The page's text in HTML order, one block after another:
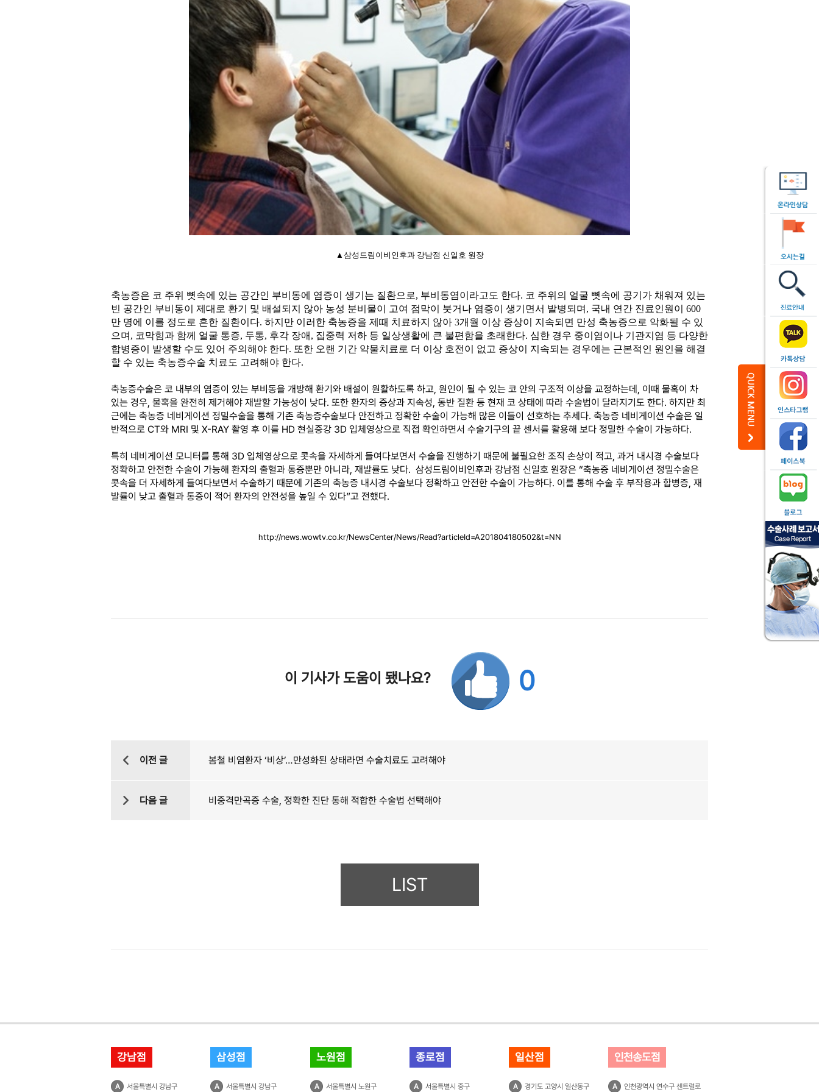
▲삼성드림이비인후과 강남점 신일호 원장
축농증은 코 주위 뼛속에 있는 공간인 부비동에 염증이 생기는 질환으로, 부비동염이라고도 한다. 코 주위의 얼굴 뼛속에 공기가 채워져 있는
빈 공간인 부비동이 제대로 환기 및 배설되지 않아 농성 분비물이 고여 점막이 붓거나 염증이 생기면서 발병되며, 국내 연간 진료인원이 600
만 명에 이를 정도로 흔한 질환이다. 하지만 이러한 축농증을 제때 치료하지 않아 3개월 이상 증상이 지속되면 만성 축농증으로 악화될 수 있
으며, 코막힘과 함께 얼굴 통증, 두통, 후각 장애, 집중력 저하 등 일상생활에 큰 불편함을 초래한다. 심한 경우 중이염이나 기관지염 등 다양한
합병증이 발생할 수도 있어 주의해야 한다. 또한 오랜 기간 약물치료로 더 이상 호전이 없고 증상이 지속되는 경우에는 근본적인 원인을 해결
할 수 있는 축농증수술 치료도 고려해야 한다.
축농증수술은 코 내부의 염증이 있는 부비동을 개방해 환기와 배설이 원활하도록 하고, 원인이 될 수 있는 코 안의 구조적 이상을 교정하는데, 이때 물혹이 차
있는 경우, 물혹을 완전히 제거해야 재발할 가능성이 낮다. 또한 환자의 증상과 지속성, 동반 질환 등 현재 코 상태에 따라 수술법이 달라지기도 한다. 하지만 최
근에는 축농증 네비게이션 정밀수술을 통해 기존 축농증수술보다 안전하고 정확한 수술이 가능해 많은 이들이 선호하는 추세다. 축농증 네비게이션 수술은 일
반적으로 CT와 MRI 및 X-RAY 촬영 후 이를 HD 현실증강 3D 입체영상으로 직접 확인하면서 수술기구의 끝 센서를 활용해 보다 정밀한 수술이 가능하다.
특히 네비게이션 모니터를 통해 3D 입체영상으로 콧속을 자세하게 들여다보면서 수술을 진행하기 때문에 불필요한 조직 손상이 적고, 과거 내시경 수술보다
정확하고 안전한 수술이 가능해 환자의 출혈과 통증뿐만 아니라, 재발률도 낮다. 삼성드림이비인후과 강남점 신일호 원장은 “축농증 네비게이션 정밀수술은
콧속을 더 자세하게 들여다보면서 수술하기 때문에 기존의 축농증 내시경 수술보다 정확하고 안전한 수술이 가능하다. 이를 통해 수술 후 부작용과 합병증, 재
발률이 낮고 출혈과 통증이 적어 환자의 안전성을 높일 수 있다”고 전했다.
http://news.wowtv.co.kr/NewsCenter/News/Read?articleId=A201804180502&t=NN
이 기사가 도움이 됐나요? 0
이전 글 봄철 비염환자 ‘비상’…만성화된 상태라면 수술치료도 고려해야
다음 글 비중격만곡증 수술, 정확한 진단 통해 적합한 수술법 선택해야
LIST
강남점
A 서울특별시 강남구
삼성점
A 서울특별시 강남구
노원점
A 서울특별시 노원구
종로점
A 서울특별시 중구
일산점
A 경기도 고양시 일산동구
인천송도점
A 인천광역시 연수구 센트럴로